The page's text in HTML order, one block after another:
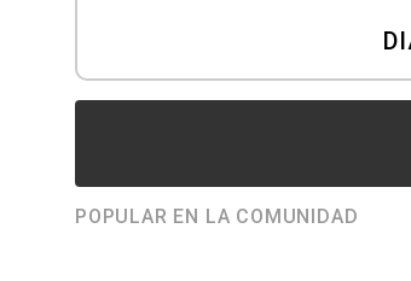
POPULAR EN LA COMUNIDAD